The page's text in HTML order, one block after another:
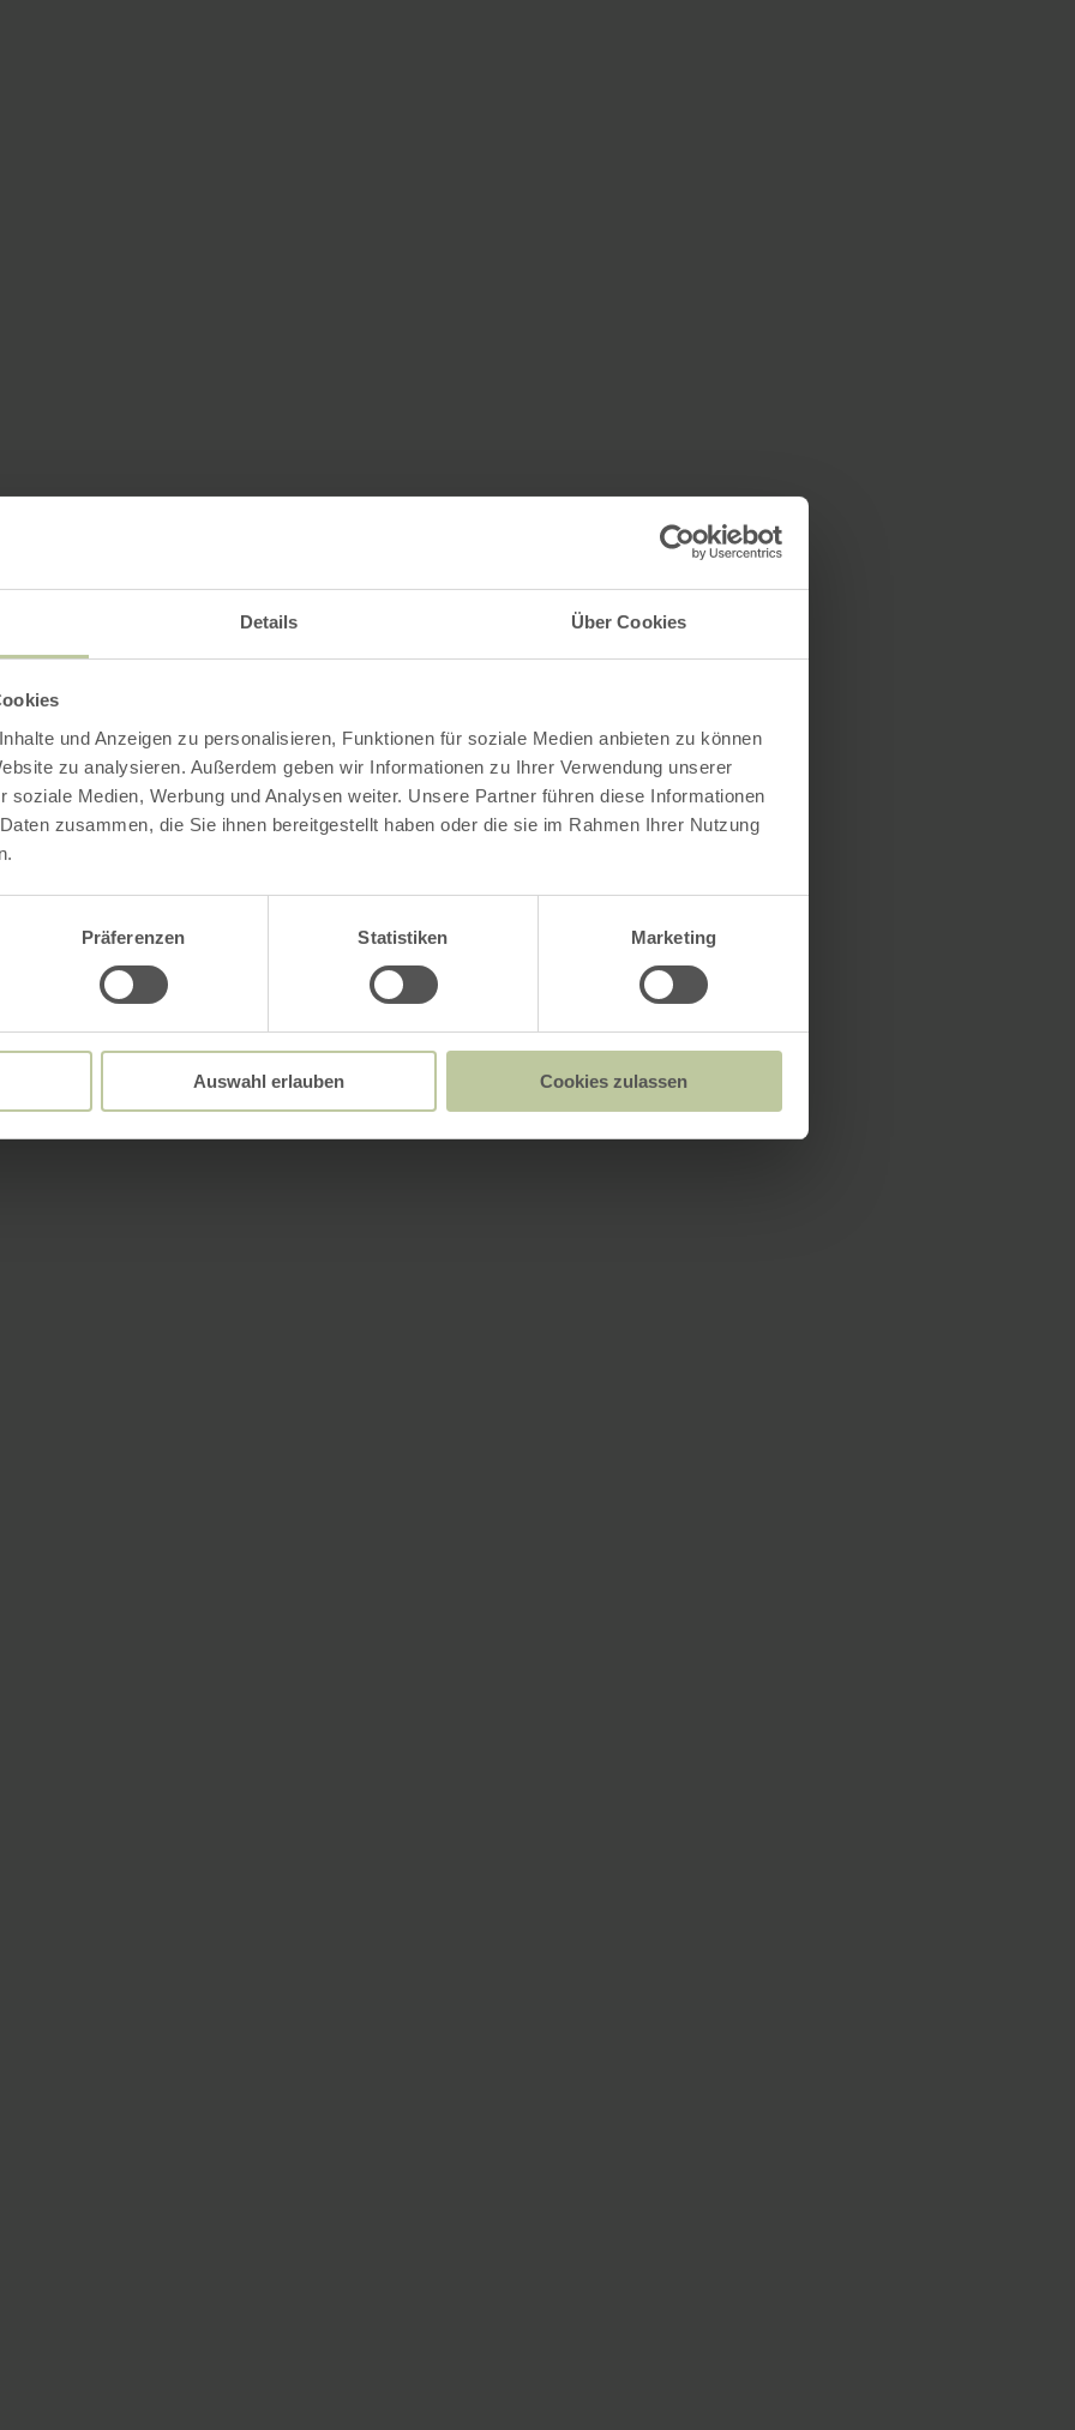
Details Über Cookies
und Anzeigen zu personalisieren, Funktionen für soziale Medien anbieten zu können
zu analysieren. Außerdem geben wir Informationen zu Ihrer Verwendung unserer
soziale Medien, Werbung und Analysen weiter. Unsere Partner führen diese Informationen
zusammen, die Sie ihnen bereitgestellt haben oder die sie im Rahmen Ihrer Nutzung
Präferenzen Statistiken Marketing
Auswahl erlauben Cookies zulassen